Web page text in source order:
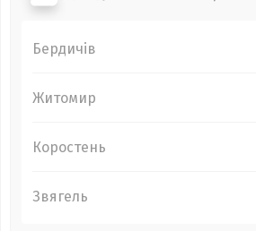
Бердичів
Житомир
Коростень
Звягель